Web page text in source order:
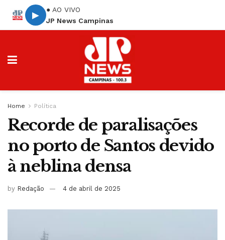
▶
● AO VIVO
JP News Campinas
Home Política
Recorde de paralisações
no porto de Santos devido
à neblina densa
by Redação 4 de abril de 2025